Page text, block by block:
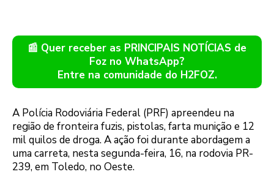
📰 Quer receber as PRINCIPAIS NOTÍCIAS de
Foz no WhatsApp?
Entre na comunidade do H2FOZ.
A Polícia Rodoviária Federal (PRF) apreendeu na
região de fronteira fuzis, pistolas, farta munição e 12
mil quilos de droga. A ação foi durante abordagem a
uma carreta, nesta segunda-feira, 16, na rodovia PR-
239, em Toledo, no Oeste.